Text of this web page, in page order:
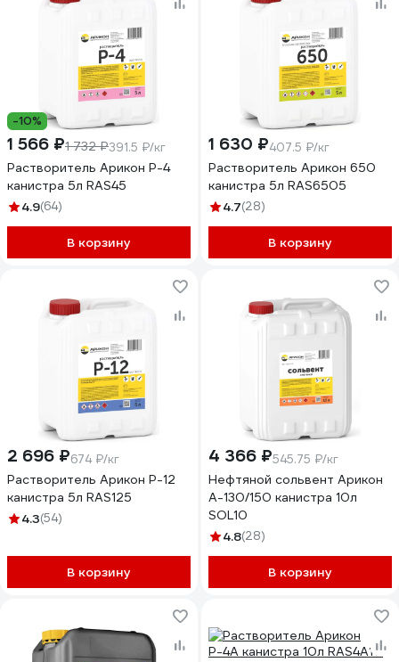
-10%
1 566 ₽1 732 ₽391.5 ₽/кг
Растворитель Арикон Р-4
канистра 5л RAS45
4.9(64)
В корзину
1 630 ₽407.5 ₽/кг
Растворитель Арикон 650
канистра 5л RAS6505
4.7(28)
В корзину
2 696 ₽674 ₽/кг
Растворитель Арикон Р-12
канистра 5л RAS125
4.3(54)
В корзину
4 366 ₽545.75 ₽/кг
Нефтяной сольвент Арикон
А-130/150 канистра 10л
SOL10
4.8(28)
В корзину